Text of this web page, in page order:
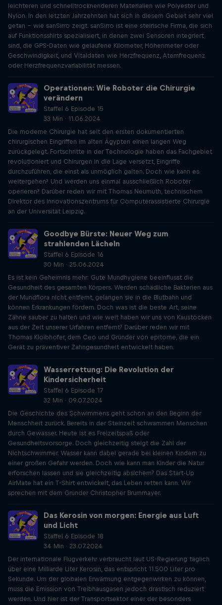
leichteren und schnelltrocknenderen Materialien wie Polyester und
Nylon. In den letzten Jahrzehnten hat sich in diesem Gebiet sehr viel
getan - wie sanSirro zeigt. sanSirro ist eine steirische Firma, die sich
auf Funktionsshirts spezialisiert, in denen zwei Sensoren integriert
sind, die GPS-Daten wie gelaufene Kilometer, Höhenmeter oder
Geschwindigkeit, und Vitaldaten wie Herzfrequenz, Atemfrequenz
oder Herzfrequenzvariabilität messen.
Operationen: Wie Roboter die Chirurgie
verändern
Staffel 6 Episode 15
33 Min · 11.06.2024
Die moderne Chirurgie hat seit den ersten dokumentierten
chirurgischen Eingriffen im alten Ägypten einen langen Weg
zurückgelegt. Fortschritte in der Technologie haben das Fachgebiet
revolutioniert und Chirurgen in die Lage versetzt, Eingriffe
durchzuführen, die einst als unmöglich galten. Doch wie kann es
weitergehen? Und werden uns einmal ausschließlich Roboter
operieren? Darüber reden wir mit Thomas Neumuth, technischem
Direktor des Innovationszentrums für Computerassistierte Chirurgie
an der Universität Leipzig.
Goodbye Bürste: Neuer Weg zum
strahlenden Lächeln
Staffel 6 Episode 16
30 Min · 25.06.2024
Es ist kein Geheimnis mehr: Gute Mundhygiene beeinflusst die
Gesundheit des gesamten Körpers. Werden schädliche Bakterien aus
der Mundflora nicht entfernt, gelangen sie in die Blutbahn und
können Erkrankungen fördern. Doch was ist die beste Art, seine
Zähne sauber zu halten und wie weit haben wir uns von Kaustöcken
aus der Zeit unserer Urfahren entfernt? Darüber reden wir mit
Thomas Kloibhofer, dem Ceo und Gründer von epitome, die ein
Gerät zu präventiver Zahngesundheit entwickelt haben.
Wasserrettung: Die Revolution der
Kindersicherheit
Staffel 6 Episode 17
32 Min · 09.07.2024
Die Geschichte des Schwimmens geht schon an den Beginn der
Menschheit zurück. Bereits in der Steinzeit schwammen Menschen
durch Gewässer. Heute ist es Freizeitspaß oder
Gesundheitsvorsorge. Doch gleichzeitig steigt die Zahl der
Nichtschwimmer. Wasser kann dabei gerade bei kleinen Kindern zu
einer großen Gefahr werden. Doch wie kann man Kinder die Natur
erforschen lassen und sie gleichzeitig absichern? Das Start-Up
AirMate hat ein T-Shirt entwickelt, das Leben retten kann. Wir
sprechen mit dem Gründer Christopher Brummayer.
Das Kerosin von morgen: Energie aus Luft
und Licht
Staffel 6 Episode 18
34 Min · 23.07.2024
Der internationale Flugverkehr verbraucht laut US-Regierung täglich
über eine Milliarde Liter Kerosin, das entspricht 11.500 Liter pro
Sekunde. Um der globalen Erwärmung entgegenwirken zu können,
muss die Emission von Treibhausgasen jedoch drastisch reduziert
werden. Und hier ist der Transportsektor einer der besonders